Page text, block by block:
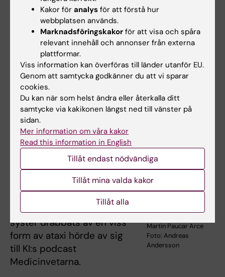
Martin Paucar Arce
Foto: Andreas
Andersson
Lyssnarfrågan: Vad är
ataxi?
Ataxi är ett tillstånd som
beror på skador i lillhjärnan
och som bland annat
påverkar balans, tal och
syn. En lyssnare vars
syster drabbats av en viss
form av ataxi hörde av sig
till KI:s podcast
Medicinvetarna.
Kakor för analys för att förstå hur
webbplatsen används.
Marknadsföringskakor för att visa och spåra
relevant innehåll och annonser från externa
plattformar.
Viss information kan överföras till länder utanför EU.
Genom att samtycka godkänner du att vi sparar
cookies.
Du kan när som helst ändra eller återkalla ditt
samtycke via kakikonen längst ned till vänster på
sidan.
Mer information om våra kakor
Read this information in English
Tillåt endast nödvändiga
Tillåt mina valda kakor
Tillåt alla